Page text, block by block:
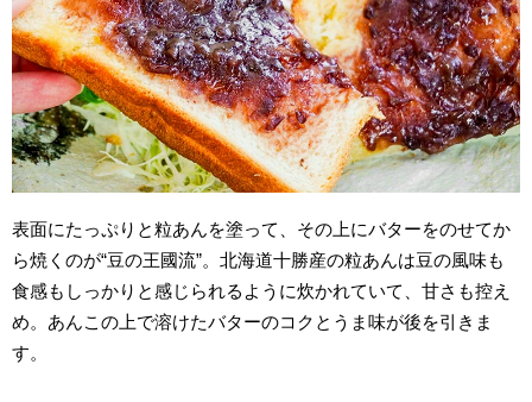
表面にたっぷりと粒あんを塗って、その上にバターをのせてか
ら焼くのが“豆の王國流”。北海道十勝産の粒あんは豆の風味も
食感もしっかりと感じられるように炊かれていて、甘さも控え
め。あんこの上で溶けたバターのコクとうま味が後を引きま
す。